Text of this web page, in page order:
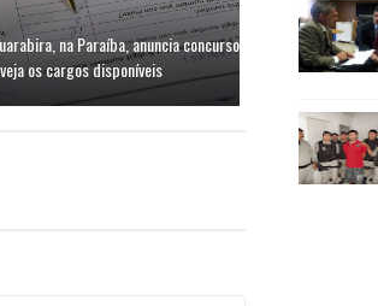
na Paraíba, anuncia concurso
os cargos disponíveis